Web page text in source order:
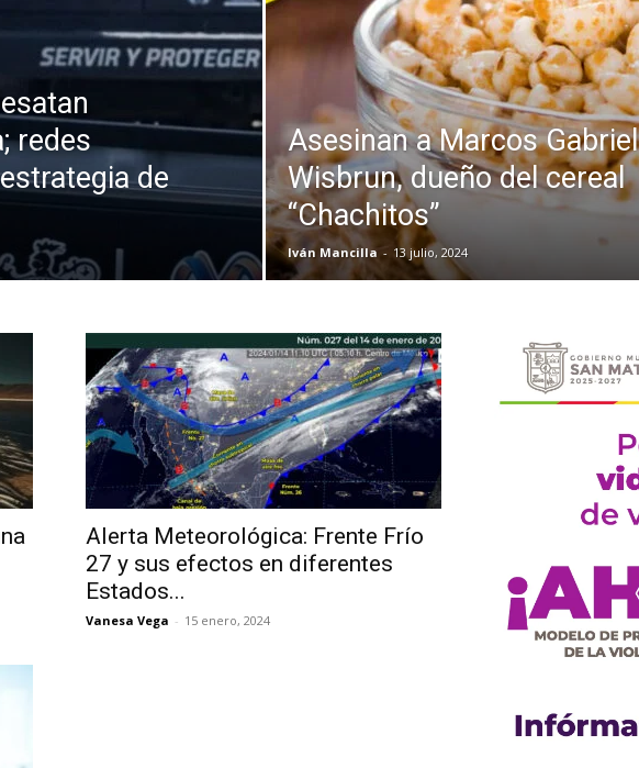
redes
de
Asesinan a Marcos Gabriel
Wisbrun, dueño del cereal
“Chachitos”
Iván Mancilla - 13 julio, 2024
Alerta Meteorológica: Frente Frío
27 y sus efectos en diferentes
Estados...
Vanesa Vega - 15 enero, 2024